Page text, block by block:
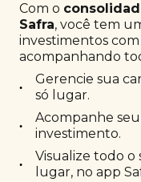
Com o
Safra, você tem
investimentos com
acompanhando
•
Gerencie sua
só lugar.
•
Acompanhe
investimento.
•
Visualize todo
lugar, no app